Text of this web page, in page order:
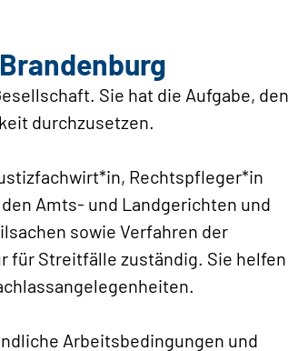
Sie hat die Aufgabe, den
durchzusetzen.
Rechtspfleger*in
Amts- und Landgerichten und
sowie Verfahren der
für Streitfälle zuständig. Sie helfen
Arbeitsbedingungen und